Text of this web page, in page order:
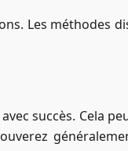
Les méthodes
succès. Cela